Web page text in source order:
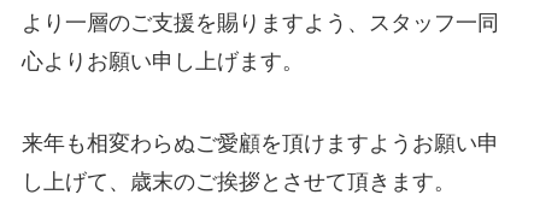
より一層のご支援を賜りますよう、スタッフ一同
心よりお願い申し上げます。
来年も相変わらぬご愛顧を頂けますようお願い申
し上げて、歳末のご挨拶とさせて頂きます。